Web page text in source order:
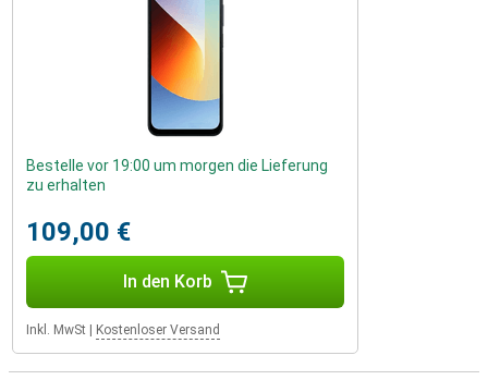
Bestelle vor 19:00 um morgen die Lieferung
zu erhalten
109,00 €
In den Korb
Inkl. MwSt Kostenloser Versand